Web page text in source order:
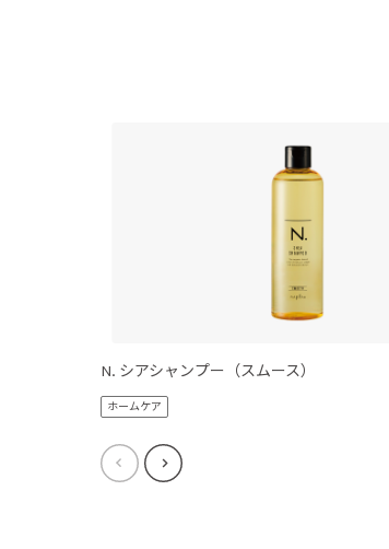
N. シアシャンプー（スムース）
ホームケア